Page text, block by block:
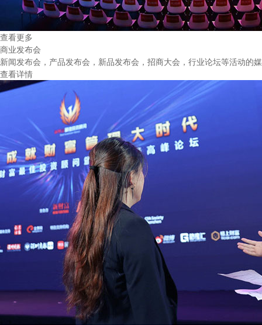
查看更多
商业发布会
新闻发布会，产品发布会，新品发布会，招商大会，行业论坛等活动的
查看详情